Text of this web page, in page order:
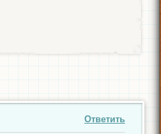
Ответить